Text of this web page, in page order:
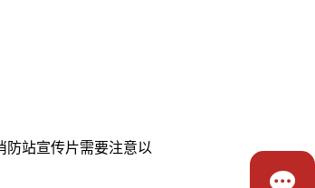
防站宣传片需要注意以